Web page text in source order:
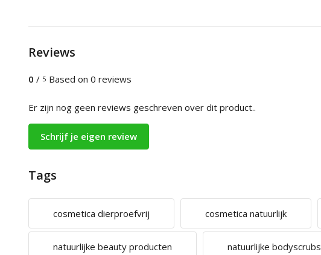
Reviews
0 / 5 Based on 0 reviews
Er zijn nog geen reviews geschreven over dit product..
Schrijf je eigen review
Tags
cosmetica dierproefvrij cosmetica natuurlijk
natuurlijke beauty producten natuurlijke bodyscrubs